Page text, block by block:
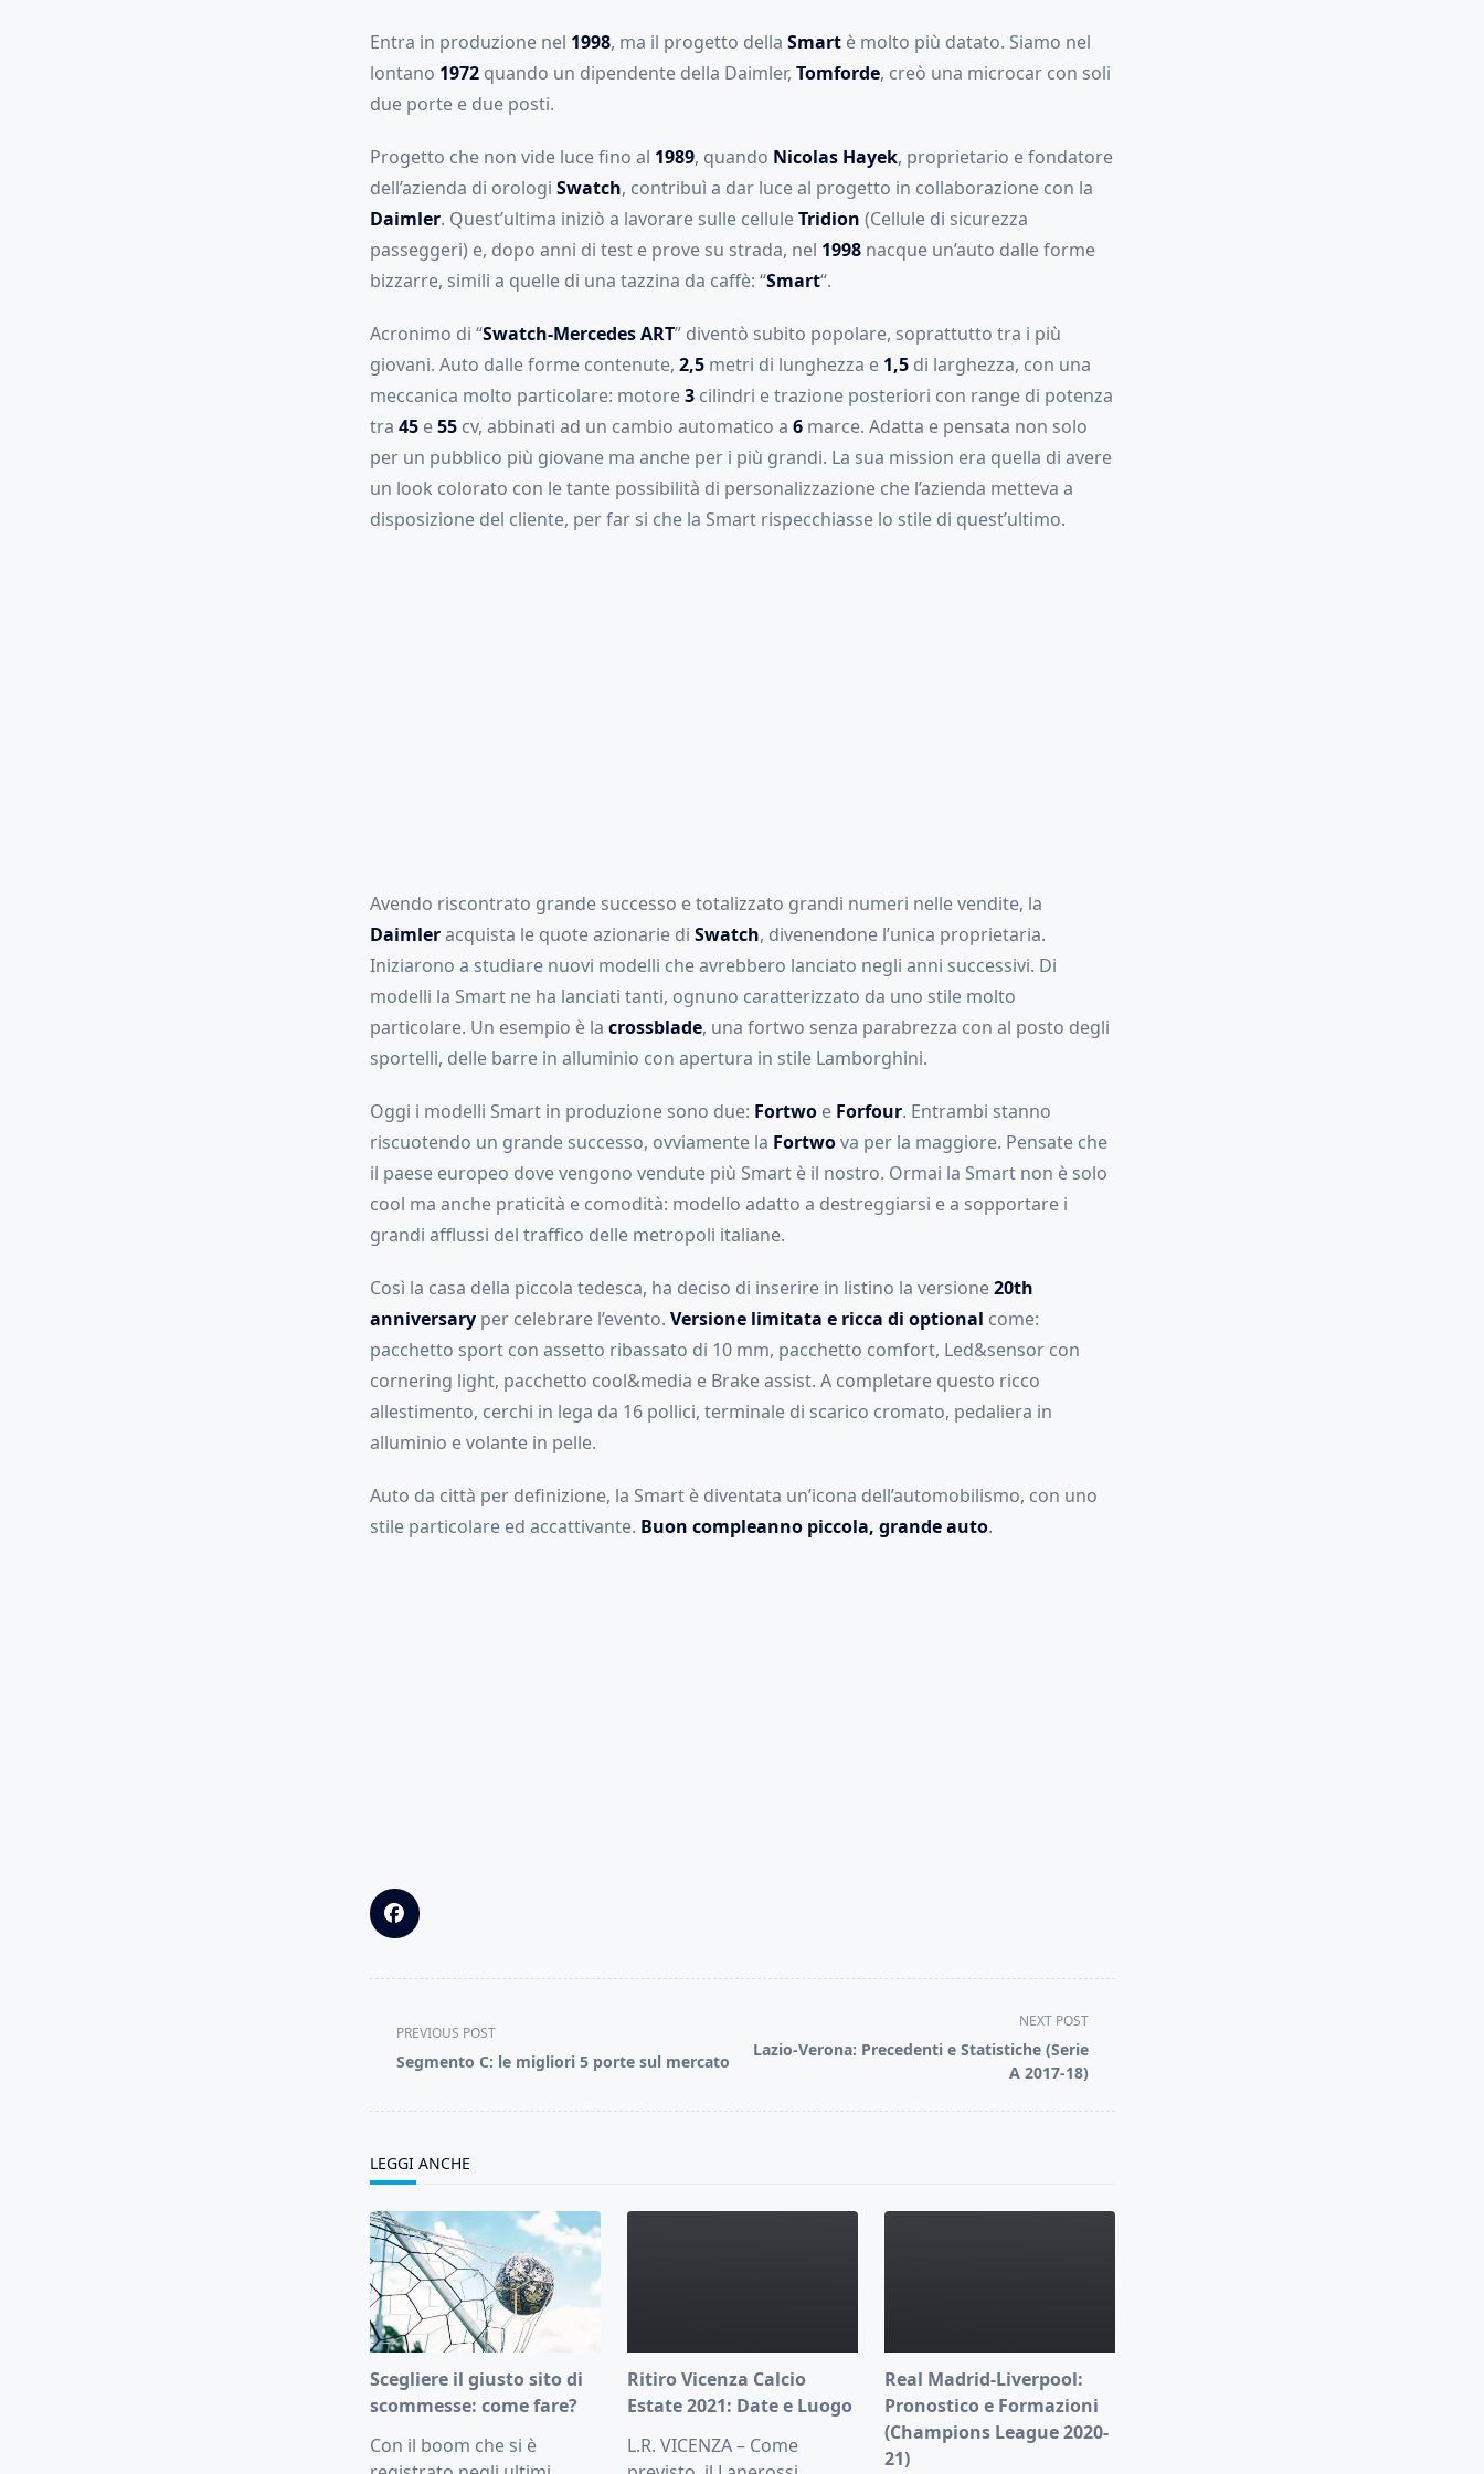
Entra in produzione nel 1998, ma il progetto della Smartè molto più datato. Siamo nel
lontano 1972quando un dipendente della Daimler, Tomforde, creò una microcar con soli
due porte e due posti.
Progetto che non vide luce fino al 1989, quando Nicolas Hayek, proprietario e fondatore
dell’azienda di orologi Swatch, contribuì a dar luce al progetto in collaborazione con la
Daimler. Quest’ultima iniziò a lavorare sulle celluleTridion (Cellule di sicurezza
passeggeri) e, dopo anni di test e prove su strada, nel 1998nacque un’auto dalle forme
bizzarre, simili a quelle di una tazzina da caffè: “Smart“.
Acronimo di “Swatch-Mercedes ART” diventò subito popolare, soprattutto tra i più
giovani. Auto dalle forme contenute, 2,5metri di lunghezza e 1,5di larghezza, con una
meccanica molto particolare: motore3cilindri e trazione posteriori con range di potenza
tra 45e55cv, abbinati ad un cambio automatico a 6marce. Adatta e pensata non solo
per un pubblico più giovane ma anche per i più grandi. La sua mission era quella di avere
un look colorato con le tante possibilità di personalizzazione che l’azienda metteva a
disposizione del cliente, per far si che la Smart rispecchiasse lo stile di quest’ultimo.
Avendo riscontrato grande successo e totalizzato grandi numeri nelle vendite, la
Daimleracquista le quote azionarie di Swatch, divenendone l’unica proprietaria.
Iniziarono a studiare nuovi modelli che avrebbero lanciato negli anni successivi. Di
modelli la Smart ne ha lanciati tanti, ognuno caratterizzato da uno stile molto
particolare. Un esempio è la crossblade, una fortwo senza parabrezza con al posto degli
sportelli, delle barre in alluminio con apertura in stile Lamborghini.
Oggi i modelli Smart in produzione sono due: Fortwoe Forfour. Entrambi stanno
riscuotendo un grande successo, ovviamente la Fortwova per la maggiore. Pensate che
il paese europeo dove vengono vendute più Smart è il nostro. Ormai la Smart non è solo
cool ma anche praticità e comodità: modello adatto a destreggiarsi e a sopportare i
grandi afflussi del traffico delle metropoli italiane.
Così la casa della piccola tedesca, ha deciso di inserire in listino la versione20th
anniversaryper celebrare l’evento. Versione limitata e ricca di optional come:
pacchetto sport con assetto ribassato di 10 mm, pacchetto comfort, Led&sensor con
cornering light, pacchetto cool&media e Brake assist. A completare questo ricco
allestimento, cerchi in lega da 16 pollici, terminale di scarico cromato, pedaliera in
alluminio e volante in pelle.
Auto da città per definizione, la Smart è diventata un’icona dell’automobilismo, con uno
stile particolare ed accattivante. Buon compleanno piccola, grande auto.
class="nav-
subtitle
PREVIOUS POST
Segmento C: le migliori 5 porte sul mercato
NEXT POST
Lazio-Verona: Precedenti e Statistiche (Serie
A 2017-18)
LEGGI ANCHE
Scegliere il giusto sito di
scommesse: come fare?
Con il boom che si è
Ritiro Vicenza Calcio
Estate 2021: Date e Luogo
L.R. VICENZA – Come
Real Madrid-Liverpool:
Pronostico e Formazioni
(Champions League 2020-
21)